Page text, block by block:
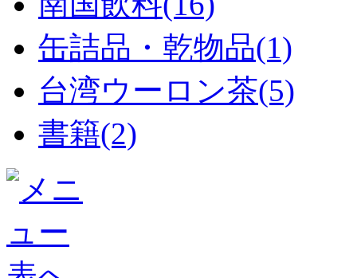
缶詰品・乾物品(1)
台湾ウーロン茶(5)
書籍(2)